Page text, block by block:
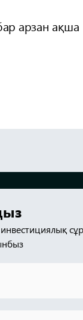
арзан ақша
инвестициялық